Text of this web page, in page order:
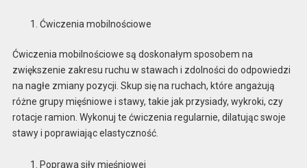
Ćwiczenia mobilnościowe
Ćwiczenia mobilnościowe są doskonałym sposobem na
zwiększenie zakresu ruchu w stawach i zdolności do odpowiedzi
na nagłe zmiany pozycji. Skup się na ruchach, które angażują
różne grupy mięśniowe i stawy, takie jak przysiady, wykroki, czy
rotacje ramion. Wykonuj te ćwiczenia regularnie, dilatując swoje
stawy i poprawiając elastyczność.
Poprawa siły mięśniowej